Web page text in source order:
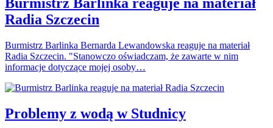
Radia Szczecin
Burmistrz Barlinka Bernarda Lewandowska reaguje na materiał
Radia Szczecin. "Stanowczo oświadczam, że zawarte w nim
informacje dotyczące mojej osoby…
Problemy z wodą w Studnicy